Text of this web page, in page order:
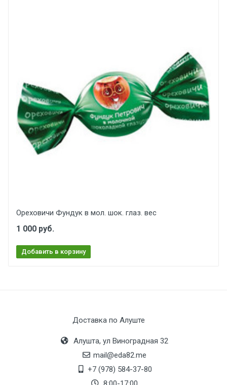
Ореховичи Фундук в мол. шок. глаз. вес
1 000 руб.
Добавить в корзину
Доставка по Алуште
Алушта, ул Виноградная 32
mail@eda82.me
+7 (978) 584-37-80